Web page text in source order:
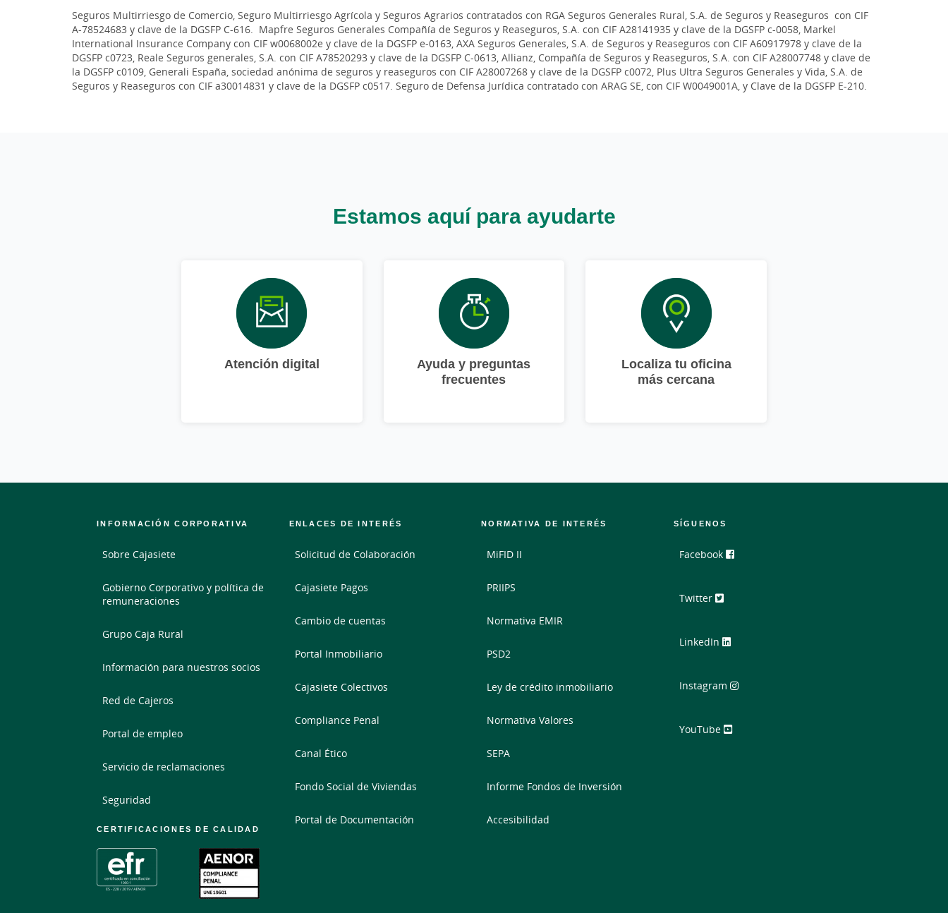
Seguros Multirriesgo de Comercio, Seguro Multirriesgo Agrícola y Seguros Agrarios contratados con RGA Seguros Generales Rural, S.A. de Seguros y Reaseguros con CIF
A-78524683 y clave de la DGSFP C-616. Mapfre Seguros Generales Compañía de Seguros y Reaseguros, S.A. con CIF A28141935 y clave de la DGSFP c-0058, Markel
International Insurance Company con CIF w0068002e y clave de la DGSFP e-0163, AXA Seguros Generales, S.A. de Seguros y Reaseguros con CIF A60917978 y clave de la
DGSFP c0723, Reale Seguros generales, S.A. con CIF A78520293 y clave de la DGSFP C-0613, Allianz, Compañía de Seguros y Reaseguros, S.A. con CIF A28007748 y clave de
la DGSFP c0109, Generali España, sociedad anónima de seguros y reaseguros con CIF A28007268 y clave de la DGSFP c0072, Plus Ultra Seguros Generales y Vida, S.A. de
Seguros y Reaseguros con CIF a30014831 y clave de la DGSFP c0517. Seguro de Defensa Jurídica contratado con ARAG SE, con CIF W0049001A, y Clave de la DGSFP E-210.
Estamos aquí para ayudarte
Atención digital
Ayuda y preguntas
frecuentes
Localiza tu oficina
más cercana
INFORMACIÓN CORPORATIVA
Sobre Cajasiete
Gobierno Corporativo y política de
remuneraciones
Grupo Caja Rural
Información para nuestros socios
Red de Cajeros
Portal de empleo
Servicio de reclamaciones
Seguridad
CERTIFICACIONES DE CALIDAD
ENLACES DE INTERÉS
Solicitud de Colaboración
Cajasiete Pagos
Cambio de cuentas
Portal Inmobiliario
Cajasiete Colectivos
Compliance Penal
Canal Ético
Fondo Social de Viviendas
Portal de Documentación
NORMATIVA DE INTERÉS
MiFID II
PRIIPS
Normativa EMIR
PSD2
Ley de crédito inmobiliario
Normativa Valores
SEPA
Informe Fondos de Inversión
Accesibilidad
SÍGUENOS
Facebook
Twitter
LinkedIn
Instagram
YouTube